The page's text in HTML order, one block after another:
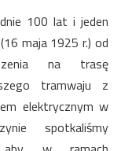
100 lat i jeden
maja 1925 r.) od
na trasę
tramwaju z
elektrycznym w
spotkaliśmy